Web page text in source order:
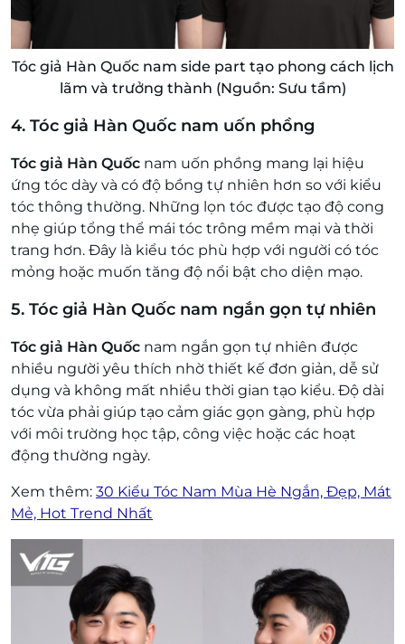
Tóc giả Hàn Quốc nam side part tạo phong cách lịch
lãm và trưởng thành (Nguồn: Sưu tầm)
4. Tóc giả Hàn Quốc nam uốn phồng
Tóc giả Hàn Quốc nam uốn phồng mang lại hiệu
ứng tóc dày và có độ bồng tự nhiên hơn so với kiểu
tóc thông thường. Những lọn tóc được tạo độ cong
nhẹ giúp tổng thể mái tóc trông mềm mại và thời
trang hơn. Đây là kiểu tóc phù hợp với người có tóc
mỏng hoặc muốn tăng độ nổi bật cho diện mạo.
5. Tóc giả Hàn Quốc nam ngắn gọn tự nhiên
Tóc giả Hàn Quốc nam ngắn gọn tự nhiên được
nhiều người yêu thích nhờ thiết kế đơn giản, dễ sử
dụng và không mất nhiều thời gian tạo kiểu. Độ dài
tóc vừa phải giúp tạo cảm giác gọn gàng, phù hợp
với môi trường học tập, công việc hoặc các hoạt
động thường ngày.
Xem thêm: 30 Kiểu Tóc Nam Mùa Hè Ngắn, Đẹp, Mát
Mẻ, Hot Trend Nhất